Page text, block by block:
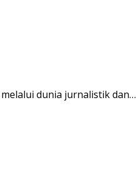
melalui dunia jurnalistik dan…